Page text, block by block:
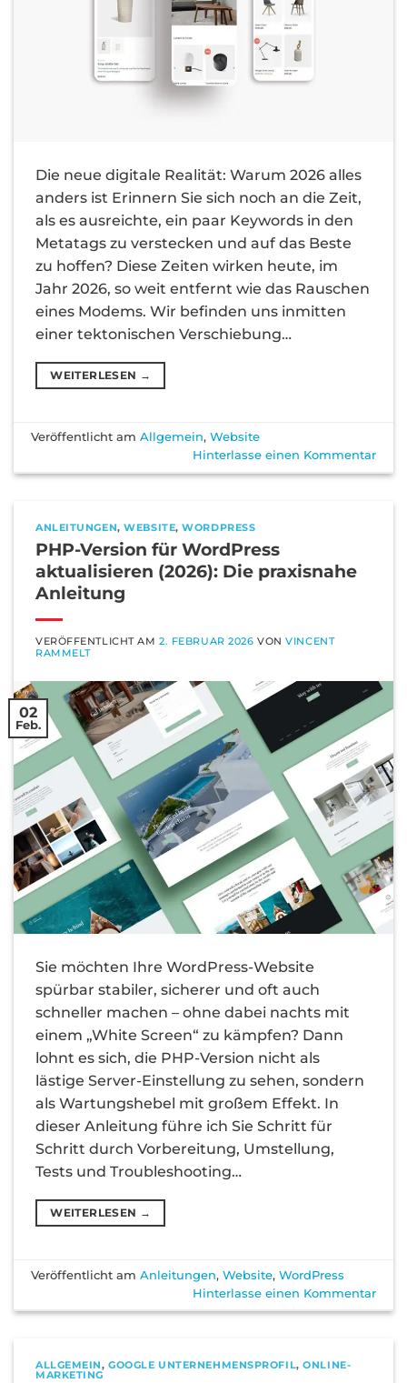
Die neue digitale Realität: Warum 2026 alles
anders ist Erinnern Sie sich noch an die Zeit,
als es ausreichte, ein paar Keywords in den
Metatags zu verstecken und auf das Beste
zu hoffen? Diese Zeiten wirken heute, im
Jahr 2026, so weit entfernt wie das Rauschen
eines Modems. Wir befinden uns inmitten
einer tektonischen Verschiebung…
WEITERLESEN →
Veröffentlicht amAllgemein,Website
Hinterlasse einen Kommentar
ANLEITUNGEN,WEBSITE,WORDPRESS
PHP-Version für WordPress
aktualisieren (2026): Die praxisnahe
Anleitung
VERÖFFENTLICHT AM2. FEBRUAR 2026 VONVINCENT
RAMMELT
02
Feb.
Sie möchten Ihre WordPress-Website
spürbar stabiler, sicherer und oft auch
schneller machen – ohne dabei nachts mit
einem „White Screen“ zu kämpfen? Dann
lohnt es sich, die PHP-Version nicht als
lästige Server-Einstellung zu sehen, sondern
als Wartungshebel mit großem Effekt. In
dieser Anleitung führe ich Sie Schritt für
Schritt durch Vorbereitung, Umstellung,
Tests und Troubleshooting…
WEITERLESEN →
Veröffentlicht amAnleitungen,Website,WordPress
Hinterlasse einen Kommentar
ALLGEMEIN,GOOGLE UNTERNEHMENSPROFIL,ONLINE-
MARKETING